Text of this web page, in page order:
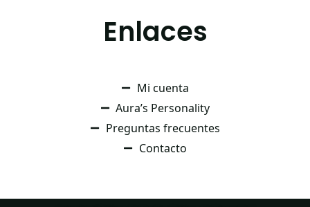
Enlaces
Mi cuenta
Aura’s Personality
Preguntas frecuentes
Contacto